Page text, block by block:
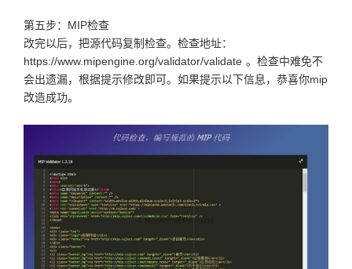
第五步：MIP检查
改完以后，把源代码复制检查。检查地址：
https://www.mipengine.org/validator/validate 。检查中难免不
会出遗漏，根据提示修改即可。如果提示以下信息，恭喜你mip
改造成功。